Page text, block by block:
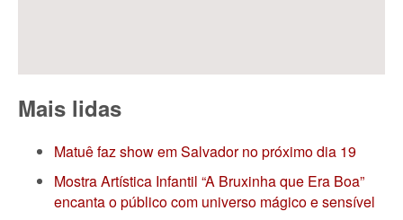
Mais lidas
Matuê faz show em Salvador no próximo dia 19
Mostra Artística Infantil “A Bruxinha que Era Boa”
encanta o público com universo mágico e sensível